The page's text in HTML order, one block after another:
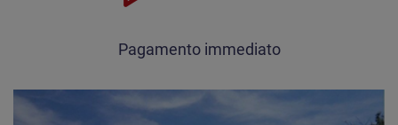
Pagamento immediato